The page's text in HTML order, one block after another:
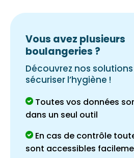
Vous avez plusieurs
boulangeries ?
Découvrez nos
sécuriser l’hygiène !
Toutes vos données
dans un seul outil
En cas de contrôle
sont accessibles